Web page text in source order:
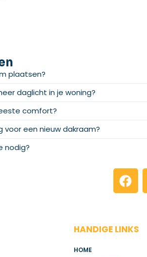
plaatsen?
daglicht in je woning?
comfort?
voor een nieuw dakraam?
nodig?
HANDIGE LINKS
HOME